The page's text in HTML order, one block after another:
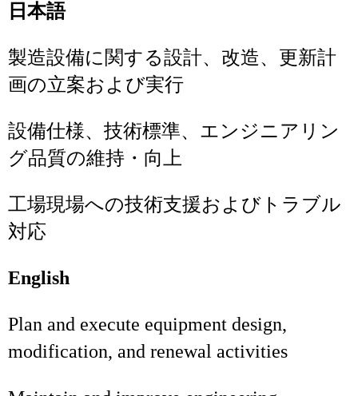
日本語
製造設備に関する設計、改造、更新計
画の立案および実行
設備仕様、技術標準、エンジニアリン
グ品質の維持・向上
工場現場への技術支援およびトラブル
対応
English
Plan and execute equipment design,
modification, and renewal activities